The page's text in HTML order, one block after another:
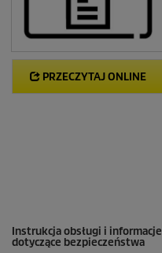
PRZECZYTAJ ONLINE
Instrukcja obsługi i informacje
dotyczące bezpieczeństwa